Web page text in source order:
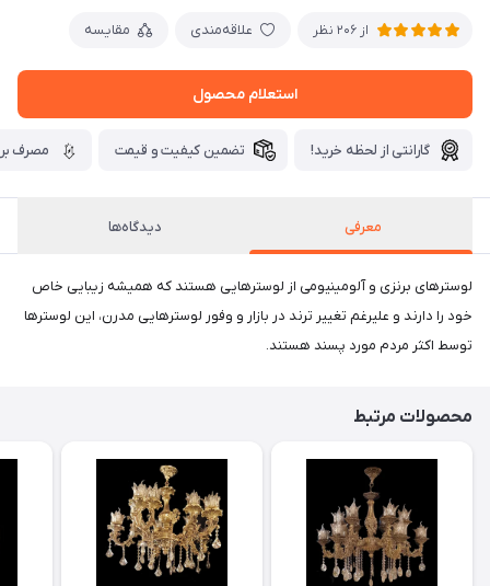
از 206 نظر علاقه‌مندی مقایسه
استعلام محصول
گارانتی از لحظه خرید! تضمین کیفیت و قیمت مصرف
معرفی دیدگاه‌ها
لوسترهای برنزی و آلومینیومی از لوسترهایی هستند که همیشه زیبایی خاص
خود را دارند و علیرغم تغییر ترند در بازار و وفور لوسترهایی مدرن، این لوسترها
توسط اکثر مردم مورد پسند هستند.
محصولات مرتبط